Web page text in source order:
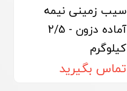
سیب زمینی نیمه
آماده دزون - 2/5
کیلوگرم
تماس بگیرید